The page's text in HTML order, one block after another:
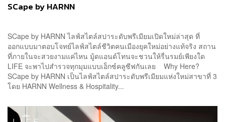
SCape by HARNN
SCape by HARNN ไลฟ์สไตล์สปาระดับพรีเมียมเปิดใหม่ล่าสุด ที่
ออกแบบมาตอบโจทย์ไลฟ์สไตล์ชีวิตคนเมืองยุคใหม่อย่างแท้จริง สถาน
ที่ภายในจะสวยงามแค่ไหน มู้ดแอนด์โทนจะชวนให้รื่นรมย์เพียงใด
LIFE จะพาไปสำรวจทุกมุมแบบเอ็กซ์คลูซีฟกันเลย Why Here?
SCape by HARNN เป็นไลฟ์สไตล์สปาระดับพรีเมียมแห่งใหม่สาขาที่ 3
โดย HARNN Wellness & Hospitality...